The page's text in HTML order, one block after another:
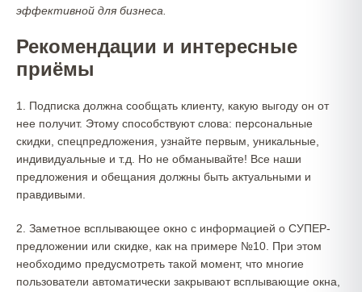
эффективной для бизнеса.
Рекомендации и интересные
приёмы
1. Подписка должна сообщать клиенту, какую выгоду он от
нее получит. Этому способствуют слова: персональные
скидки, спецпредложения, узнайте первым, уникальные,
индивидуальные и т.д. Но не обманывайте! Все наши
предложения и обещания должны быть актуальными и
правдивыми.
2. Заметное всплывающее окно с информацией о СУПЕР-
предложении или скидке, как на примере №10. При этом
необходимо предусмотреть такой момент, что многие
пользователи автоматически закрывают всплывающие окна,